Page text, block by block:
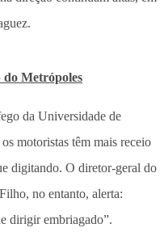
do Metrópoles
da Universidade de
motoristas têm mais receio
digitando. O diretor-geral do
no entanto, alerta:
dirigir embriagado”.